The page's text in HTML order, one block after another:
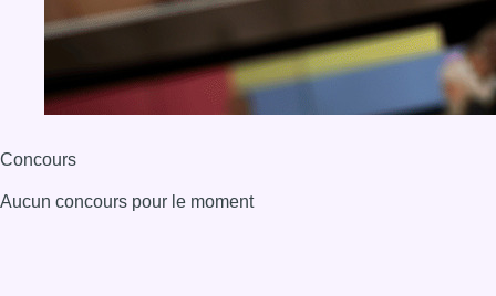
Concours
Aucun concours pour le moment